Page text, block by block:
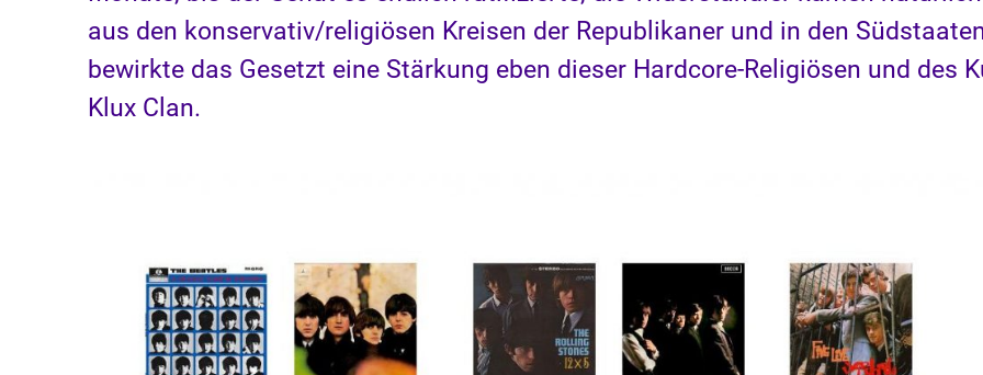
aus den konservativ/religiösen Kreisen der Republikaner und in den
bewirkte das Gesetzt eine Stärkung eben dieser Hardcore-Religiösen und des
Klux Clan.